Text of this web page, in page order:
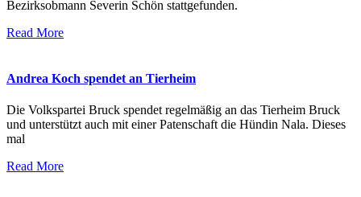
Bezirksobmann Severin Schön stattgefunden.
Read More
Andrea Koch spendet an Tierheim
Die Volkspartei Bruck spendet regelmäßig an das Tierheim Bruck
und unterstützt auch mit einer Patenschaft die Hündin Nala. Dieses
mal
Read More